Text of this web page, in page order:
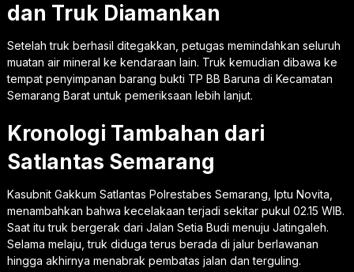
dan Truk Diamankan
Setelah truk berhasil ditegakkan, petugas memindahkan seluruh
muatan air mineral ke kendaraan lain. Truk kemudian dibawa ke
tempat penyimpanan barang bukti TP BB Baruna di Kecamatan
Semarang Barat untuk pemeriksaan lebih lanjut.
Kronologi Tambahan dari
Satlantas Semarang
Kasubnit Gakkum Satlantas Polrestabes Semarang, Iptu Novita,
menambahkan bahwa kecelakaan terjadi sekitar pukul 02.15 WIB.
Saat itu truk bergerak dari Jalan Setia Budi menuju Jatingaleh.
Selama melaju, truk diduga terus berada di jalur berlawanan
hingga akhirnya menabrak pembatas jalan dan terguling.